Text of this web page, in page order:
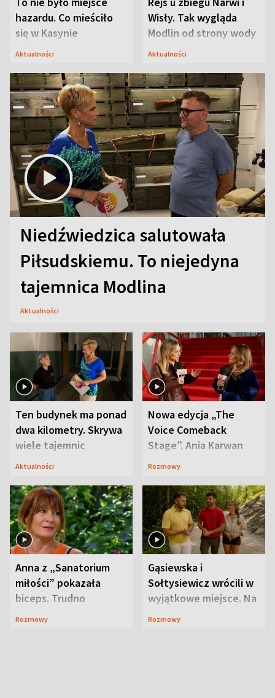
hazardu. Co mieściło
się w Kasynie
Oficerskim?
Aktualności
Wisły. Tak wygląda
Modlin od strony wody
Aktualności
Niedźwiedzica salutowała
Piłsudskiemu. To niejedyna
tajemnica Modlina
Aktualności
Ten budynek ma ponad
dwa kilometry. Skrywa
wiele tajemnic
Aktualności
Nowa edycja „The
Voice Comeback
Stage”. Ania Karwan
zapowiada
Rozmowy
Anna z „Sanatorium
miłości” pokazała
biceps. Trudno
uwierzyć, co przeszła
Rozmowy
Gąsiewska i
Sołtysiewicz wrócili w
wyjątkowe miejsce. Na
szlaku czekał
Rozmowy